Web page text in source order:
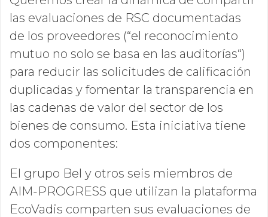
las evaluaciones de RSC documentadas
de los proveedores (“el reconocimiento
mutuo no solo se basa en las auditorías“)
para reducir las solicitudes de calificación
duplicadas y fomentar la transparencia en
las cadenas de valor del sector de los
bienes de consumo. Esta iniciativa tiene
dos componentes:
El grupo Bel y otros seis miembros de
AIM-PROGRESS que utilizan la plataforma
EcoVadis comparten sus evaluaciones de